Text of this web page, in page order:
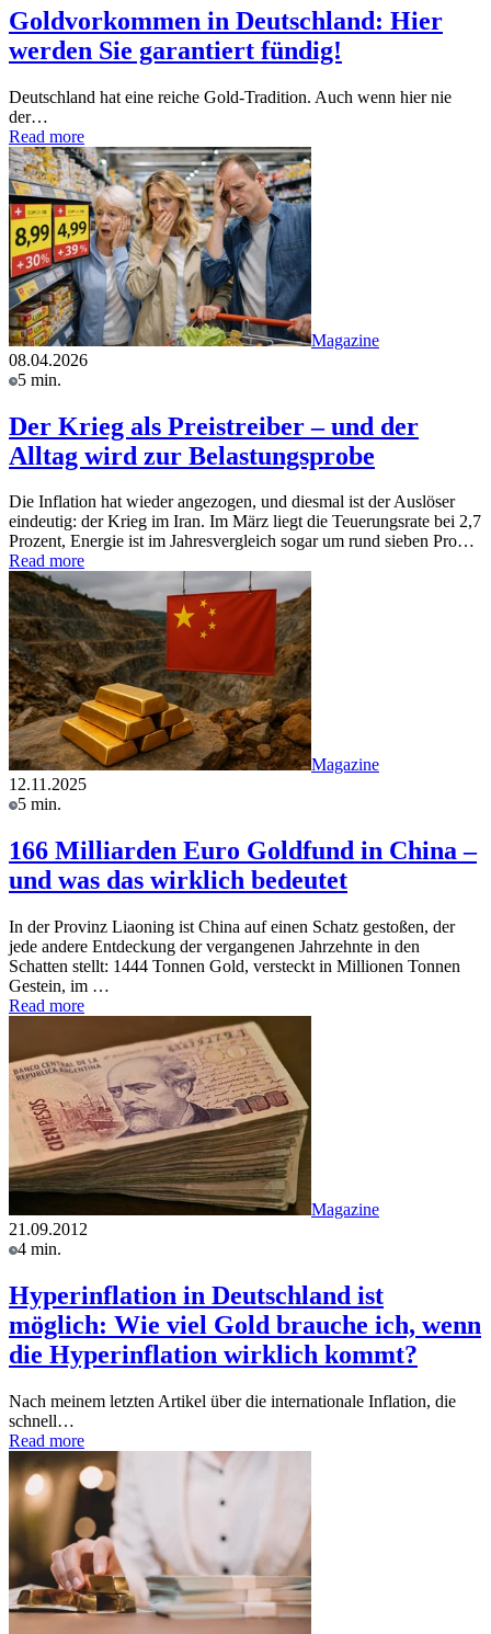
Goldvorkommen in Deutschland: Hier
werden Sie garantiert fündig!
Deutschland hat eine reiche Gold-Tradition. Auch wenn hier nie
der…
Read more
Magazine
08.04.2026
5 min.
Der Krieg als Preistreiber – und der
Alltag wird zur Belastungsprobe
Die Inflation hat wieder angezogen, und diesmal ist der Auslöser
eindeutig: der Krieg im Iran. Im März liegt die Teuerungsrate bei 2,7
Prozent, Energie ist im Jahresvergleich sogar um rund sieben Pro…
Read more
Magazine
12.11.2025
5 min.
166 Milliarden Euro Goldfund in China –
und was das wirklich bedeutet
In der Provinz Liaoning ist China auf einen Schatz gestoßen, der
jede andere Entdeckung der vergangenen Jahrzehnte in den
Schatten stellt: 1444 Tonnen Gold, versteckt in Millionen Tonnen
Gestein, im …
Read more
Magazine
21.09.2012
4 min.
Hyperinflation in Deutschland ist
möglich: Wie viel Gold brauche ich, wenn
die Hyperinflation wirklich kommt?
Nach meinem letzten Artikel über die internationale Inflation, die
schnell…
Read more